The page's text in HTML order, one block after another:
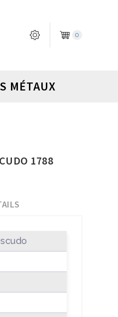
0
MÉTAUX
1788